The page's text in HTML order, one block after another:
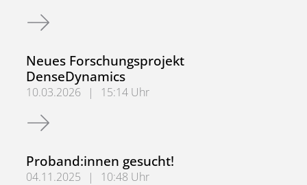
2.4-b/c: Verkehrsmodellierung und Verkehrsflusstheorie
Neues Forschungsprojekt
DenseDynamics
10.03.2026 |
15:14 Uhr
Neues Forschungsprojekt DenseDynamics
Proband:innen gesucht!
04.11.2025 |
10:48 Uhr